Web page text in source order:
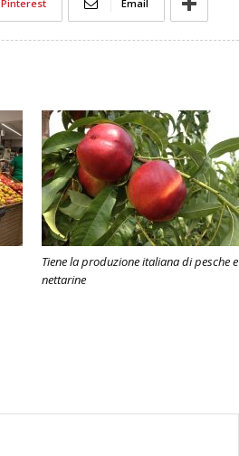
Pinterest Email
Tiene la produzione italiana di pesche e
nettarine